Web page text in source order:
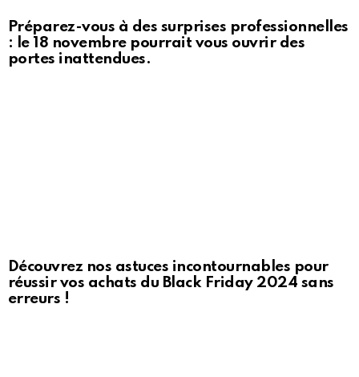
Préparez-vous à des surprises professionnelles
: le 18 novembre pourrait vous ouvrir des
portes inattendues.
Découvrez nos astuces incontournables pour
réussir vos achats du Black Friday 2024 sans
erreurs !